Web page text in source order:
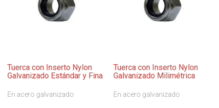
Tuerca con Inserto Nylon
Galvanizado Estándar y Fina
En acero galvanizado
Tuerca con Inserto Nylon
Galvanizado Milimétrica
En acero galvanizado